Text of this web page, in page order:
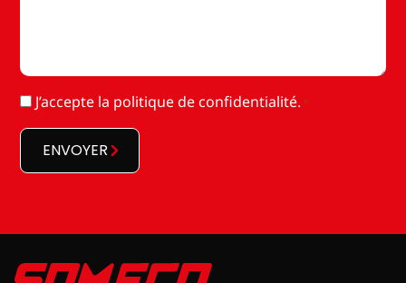
RGPD
J’accepte la politique de confidentialité. *
ENVOYER